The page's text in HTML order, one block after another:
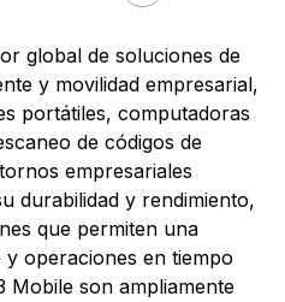
global de soluciones de
y movilidad empresarial,
portátiles, computadoras
de códigos de
empresariales
durabilidad y rendimiento,
que permiten una
operaciones en tiempo
Mobile son ampliamente